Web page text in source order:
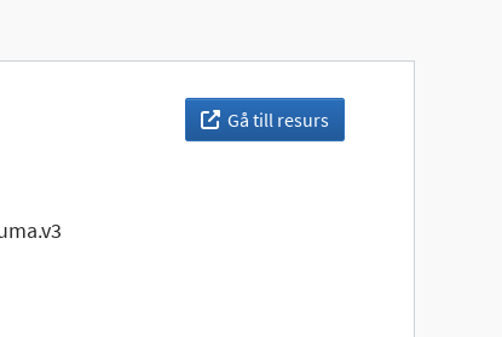
Gå till resurs